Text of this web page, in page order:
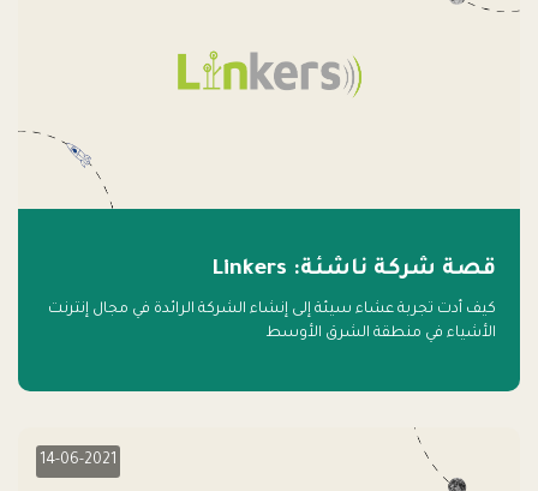
قصة شركة ناشئة: Linkers
كيف أدت تجربة عشاء سيئة إلى إنشاء الشركة الرائدة في مجال إنترنت
الأشياء في منطقة الشرق الأوسط
14-06-2021